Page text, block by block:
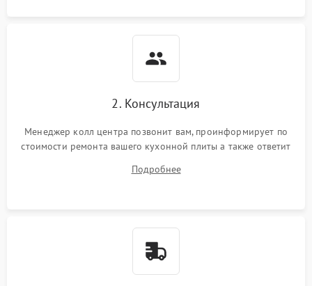
2. Консультация
Менеджер колл центра позвонит вам, проинформирует по
стоимости ремонта вашего кухонной плиты а также ответит
Подробнее